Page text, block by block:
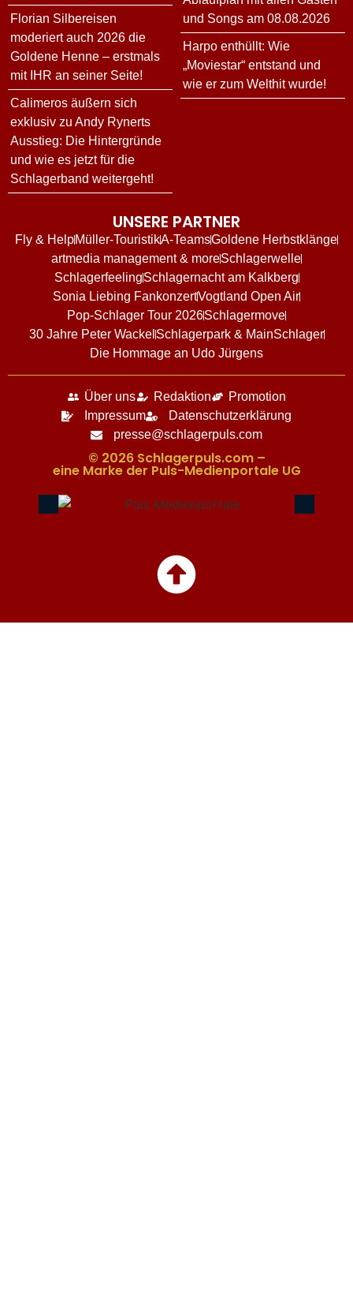
Florian Silbereisen
moderiert auch 2026 die
Goldene Henne – erstmals
mit IHR an seiner Seite!
Calimeros äußern sich
exklusiv zu Andy Rynerts
Ausstieg: Die Hintergründe
und wie es jetzt für die
Schlagerband weitergeht!
und Songs am 08.08.2026
Harpo enthüllt: Wie
„Moviestar“ entstand und
wie er zum Welthit wurde!
UNSERE PARTNER
Fly & HelpMüller-TouristikA-TeamsGoldene Herbstklänge
artmedia management & moreSchlagerwelle
SchlagerfeelingSchlagernacht am Kalkberg
Sonia Liebing FankonzertVogtland Open Air
Pop-Schlager Tour 2026Schlagermove
30 Jahre Peter Wackel Schlagerpark & MainSchlager
Die Hommage an Udo Jürgens
Über uns Redaktion
Promotion
Impressum
Datenschutzerklärung
presse@schlagerpuls.com
© 2026 Schlagerpuls.com –
eine Marke der Puls-Medienportale UG​